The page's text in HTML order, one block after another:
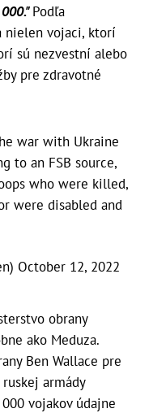
Podľa
nielen vojaci, ktorí
sú nezvestní alebo
pre zdravotné
war with Ukraine
to an FSB source,
who were killed,
were disabled and
October 12, 2022
obrany
ako Meduza.
Ben Wallace pre
armády
vojakov údajne